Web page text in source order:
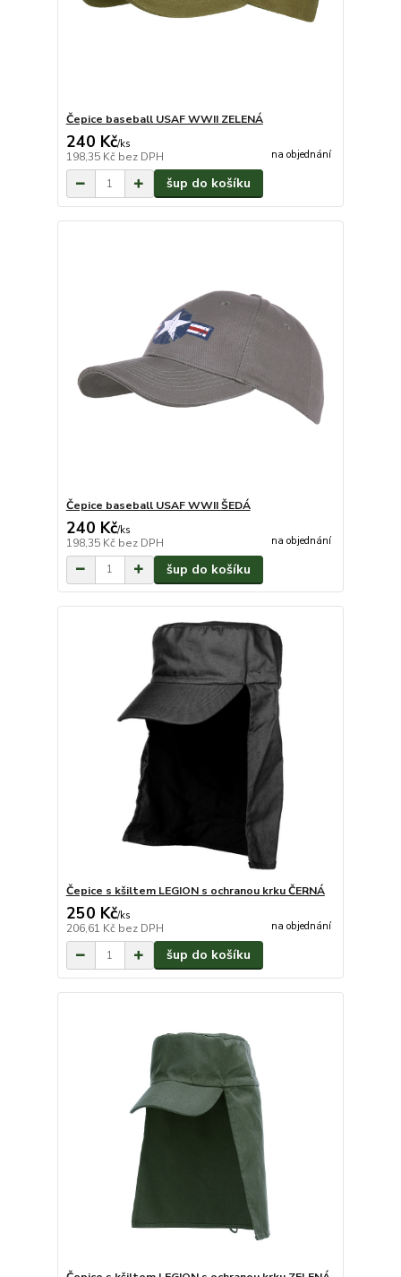
Čepice baseball USAF WWII ZELENÁ
240 Kč/ks
198,35 Kč bez DPH na objednání
šup do košíku
Čepice baseball USAF WWII ŠEDÁ
240 Kč/ks
198,35 Kč bez DPH na objednání
šup do košíku
Čepice s kšiltem LEGION s ochranou krku ČERNÁ
250 Kč/ks
206,61 Kč bez DPH na objednání
šup do košíku